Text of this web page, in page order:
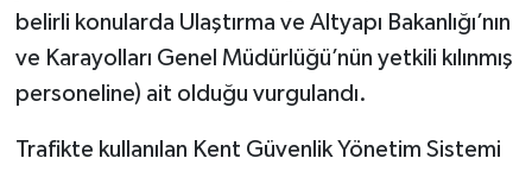
belirli konularda Ulaştırma ve Altyapı Bakanlığı’nın
ve Karayolları Genel Müdürlüğü’nün yetkili kılınmış
personeline) ait olduğu vurgulandı.
Trafikte kullanılan Kent Güvenlik Yönetim Sistemi